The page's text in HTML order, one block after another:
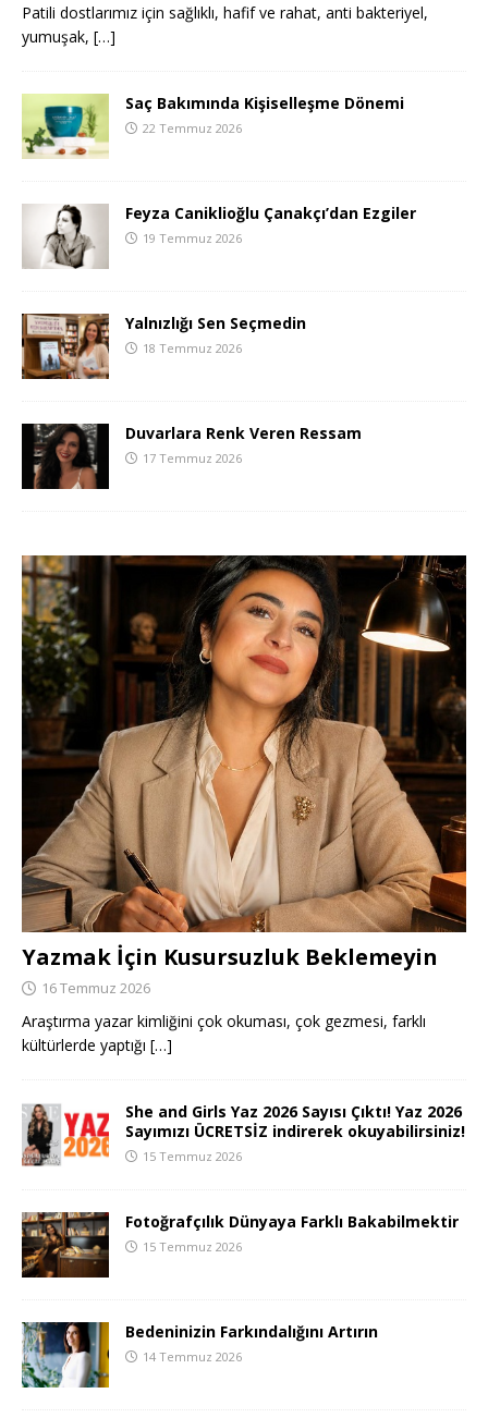
Patili dostlarımız için sağlıklı, hafif ve rahat, anti bakteriyel,
yumuşak, […]
Saç Bakımında Kişiselleşme Dönemi
22 Temmuz 2026
Feyza Caniklioğlu Çanakçı’dan Ezgiler
19 Temmuz 2026
Yalnızlığı Sen Seçmedin
18 Temmuz 2026
Duvarlara Renk Veren Ressam
17 Temmuz 2026
Yazmak İçin Kusursuzluk Beklemeyin
16 Temmuz 2026
Araştırma yazar kimliğini çok okuması, çok gezmesi, farklı
kültürlerde yaptığı […]
She and Girls Yaz 2026 Sayısı Çıktı! Yaz 2026
Sayımızı ÜCRETSİZ indirerek okuyabilirsiniz!
15 Temmuz 2026
Fotoğrafçılık Dünyaya Farklı Bakabilmektir
15 Temmuz 2026
Bedeninizin Farkındalığını Artırın
14 Temmuz 2026